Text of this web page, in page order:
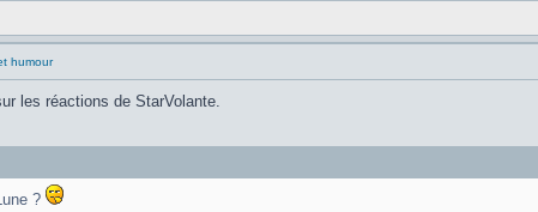
humour
les réactions de StarVolante.
?